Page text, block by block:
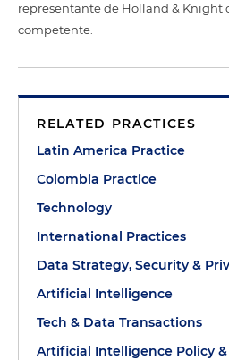
representante de Holland & Knight
competente.
RELATED PRACTICES
Latin America Practice
Colombia Practice
Technology
International Practices
Data Strategy, Security &
Artificial Intelligence
Tech & Data Transactions
Artificial Intelligence Policy